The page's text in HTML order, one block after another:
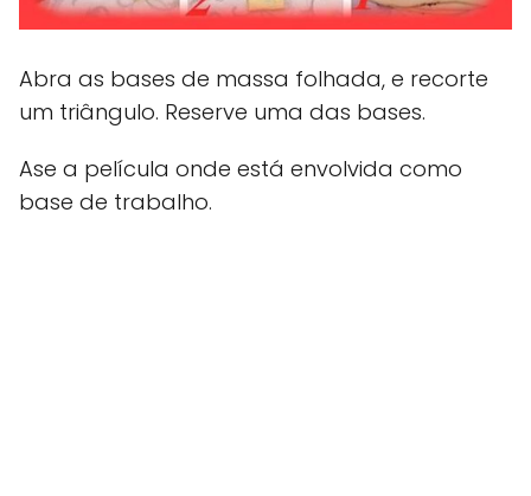
Abra as bases de massa folhada, e recorte
um triângulo. Reserve uma das bases.
Ase a película onde está envolvida como
base de trabalho.